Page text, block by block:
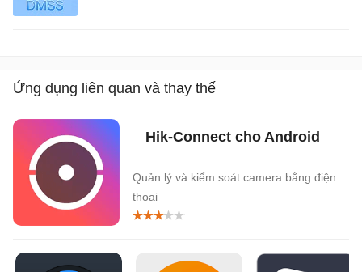
Ứng dụng liên quan và thay thế
Hik-Connect cho Android
Quản lý và kiểm soát camera bằng điện
thoại